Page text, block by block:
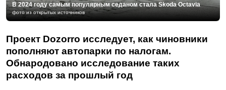
В 2024 году самым популярным седаном стала Skoda Octaviа
фото из открытых источников
Проект Dozorro исследует, как чиновники
пополняют автопарки по налогам.
Обнародовано исследование таких
расходов за прошлый год